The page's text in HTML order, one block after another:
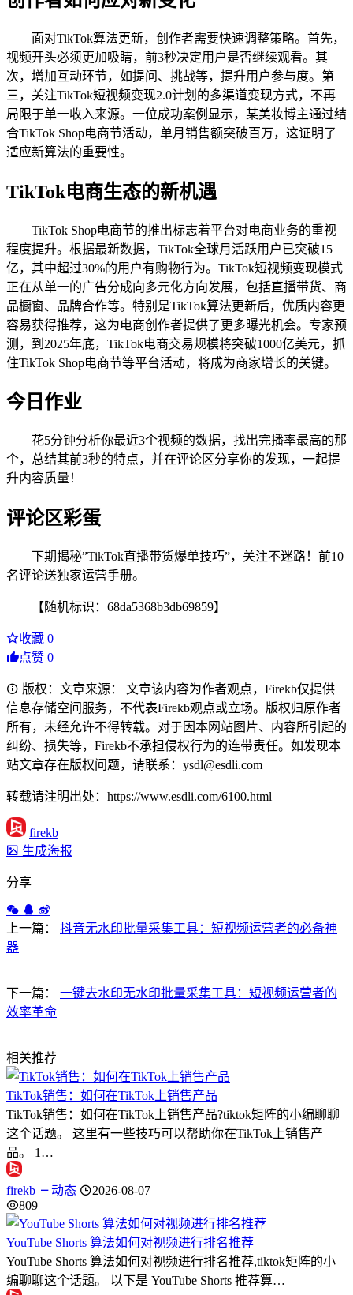
面对TikTok算法更新，创作者需要快速调整策略。首先，
视频开头必须更加吸睛，前3秒决定用户是否继续观看。其
次，增加互动环节，如提问、挑战等，提升用户参与度。第
三，关注TikTok短视频变现2.0计划的多渠道变现方式，不再
局限于单一收入来源。一位成功案例显示，某美妆博主通过结
合TikTok Shop电商节活动，单月销售额突破百万，这证明了
适应新算法的重要性。
TikTok电商生态的新机遇
TikTok Shop电商节的推出标志着平台对电商业务的重视
程度提升。根据最新数据，TikTok全球月活跃用户已突破15
亿，其中超过30%的用户有购物行为。TikTok短视频变现模式
正在从单一的广告分成向多元化方向发展，包括直播带货、商
品橱窗、品牌合作等。特别是TikTok算法更新后，优质内容更
容易获得推荐，这为电商创作者提供了更多曝光机会。专家预
测，到2025年底，TikTok电商交易规模将突破1000亿美元，抓
住TikTok Shop电商节等平台活动，将成为商家增长的关键。
今日作业
花5分钟分析你最近3个视频的数据，找出完播率最高的那
个，总结其前3秒的特点，并在评论区分享你的发现，一起提
升内容质量！
评论区彩蛋
下期揭秘”TikTok直播带货爆单技巧”，关注不迷路！前10
名评论送独家运营手册。
【随机标识：68da5368b3db69859】
收藏 0
点赞 0
版权：文章来源： 文章该内容为作者观点，Firekb仅提供
信息存储空间服务，不代表Firekb观点或立场。版权归原作者
所有，未经允许不得转载。对于因本网站图片、内容所引起的
纠纷、损失等，Firekb不承担侵权行为的连带责任。如发现本
站文章存在版权问题，请联系：ysdl@esdli.com
转载请注明出处：https://www.esdli.com/6100.html
firekb
生成海报
分享
上一篇：
抖音无水印批量采集工具：短视频运营者的必备神
器
下一篇：
一键去水印无水印批量采集工具：短视频运营者的
效率革命
相关推荐
TikTok销售：如何在TikTok上销售产品
TikTok销售：如何在TikTok上销售产品?tiktok矩阵的小编聊聊
这个话题。 这里有一些技巧可以帮助你在TikTok上销售产
品。 1…
firekb 动态
2026-08-07
809
YouTube Shorts 算法如何对视频进行排名推荐
YouTube Shorts 算法如何对视频进行排名推荐,tiktok矩阵的小
编聊聊这个话题。 以下是 YouTube Shorts 推荐算…